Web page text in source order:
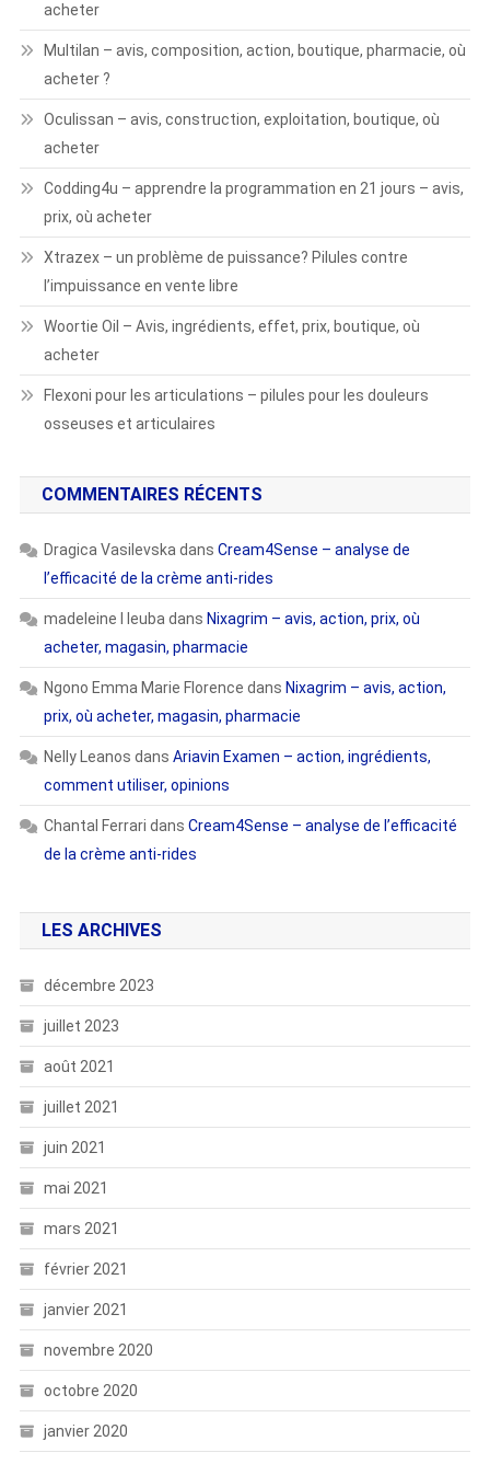
acheter
Multilan – avis, composition, action, boutique, pharmacie, où
acheter ?
Oculissan – avis, construction, exploitation, boutique, où
acheter
Codding4u – apprendre la programmation en 21 jours – avis,
prix, où acheter
Xtrazex – un problème de puissance? Pilules contre
l’impuissance en vente libre
Woortie Oil – Avis, ingrédients, effet, prix, boutique, où
acheter
Flexoni pour les articulations – pilules pour les douleurs
osseuses et articulaires
COMMENTAIRES RÉCENTS
Dragica Vasilevska dans Cream4Sense – analyse de
l’efficacité de la crème anti-rides
madeleine l leuba dans Nixagrim – avis, action, prix, où
acheter, magasin, pharmacie
Ngono Emma Marie Florence dans Nixagrim – avis, action,
prix, où acheter, magasin, pharmacie
Nelly Leanos dans Ariavin Examen – action, ingrédients,
comment utiliser, opinions
Chantal Ferrari dans Cream4Sense – analyse de l’efficacité
de la crème anti-rides
LES ARCHIVES
décembre 2023
juillet 2023
août 2021
juillet 2021
juin 2021
mai 2021
mars 2021
février 2021
janvier 2021
novembre 2020
octobre 2020
janvier 2020